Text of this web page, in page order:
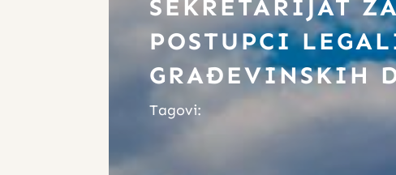
SEKRETARIJAT
POSTUPCI
GRAĐEVINSKIH
Tagovi: